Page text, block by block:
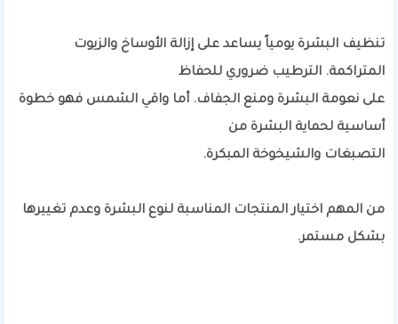
تنظيف البشرة يومياً يساعد على إزالة الأوساخ والزيوت
المتراكمة. الترطيب ضروري للحفاظ
على نعومة البشرة ومنع الجفاف. أما واقي الشمس فهو خطوة
أساسية لحماية البشرة من
التصبغات والشيخوخة المبكرة.
من المهم اختيار المنتجات المناسبة لنوع البشرة وعدم تغييرها
بشكل مستمر.